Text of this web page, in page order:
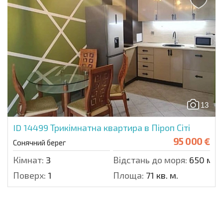
13
ID 14499 Трикімнатна квартира в Піроп Сіті
Сонячний берег 95 000 €
Кімнат: 3 Відстань до моря: 650 м.
Поверх: 1 Площа: 71 кв. м.